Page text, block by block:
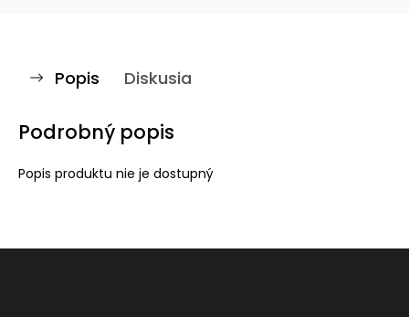
Popis Diskusia
Podrobný popis
Popis produktu nie je dostupný